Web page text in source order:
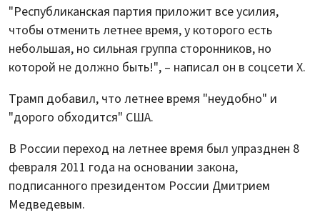
"Республиканская партия приложит все усилия,
чтобы отменить летнее время, у которого есть
небольшая, но сильная группа сторонников, но
которой не должно быть!", – написал он в соцсети X.
Трамп добавил, что летнее время "неудобно" и
"дорого обходится" США.
В России переход на летнее время был упразднен 8
февраля 2011 года на основании закона,
подписанного президентом России Дмитрием
Медведевым.